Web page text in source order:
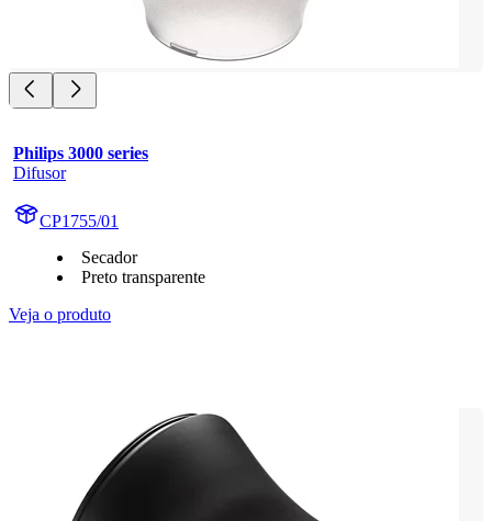
Philips 3000 series
Difusor
CP1755/01
Secador
Preto transparente
Veja o produto